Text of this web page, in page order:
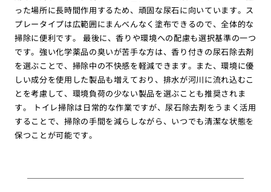
った場所に長時間作用するため、頑固な尿石に向いています。ス
プレータイプは広範囲にまんべんなく塗布できるので、全体的な
掃除に便利です。 最後に、香りや環境への配慮も選択基準の一つ
です。強い化学薬品の臭いが苦手な方は、香り付きの尿石除去剤
を選ぶことで、掃除中の不快感を軽減できます。また、環境に優
しい成分を使用した製品も増えており、排水が河川に流れ込むこ
とを考慮して、環境負荷の少ない製品を選ぶことも推奨されま
す。 トイレ掃除は日常的な作業ですが、尿石除去剤をうまく活用
することで、掃除の手間を減らしながら、いつでも清潔な状態を
保つことが可能です。